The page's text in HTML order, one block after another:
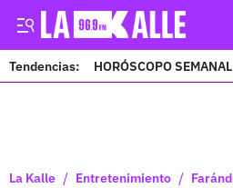
Tendencias: HORÓSCOPO SEMANAL
La Kalle / Entretenimiento /